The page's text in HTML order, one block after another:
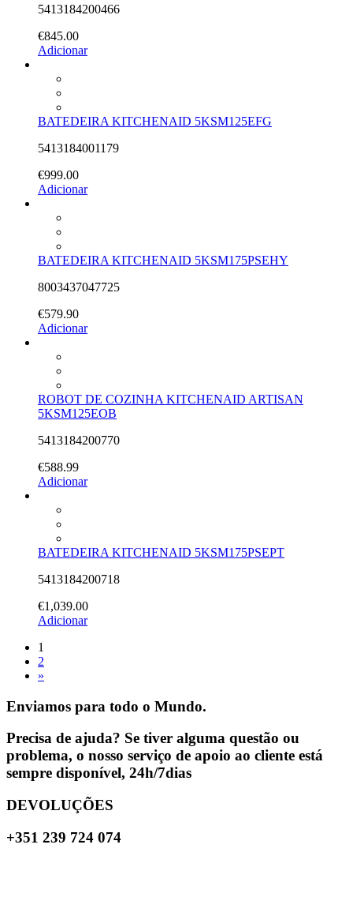
5413184200466
€845.00
Adicionar
BATEDEIRA KITCHENAID 5KSM125EFG
5413184001179
€999.00
Adicionar
BATEDEIRA KITCHENAID 5KSM175PSEHY
8003437047725
€579.90
Adicionar
ROBOT DE COZINHA KITCHENAID ARTISAN
5KSM125EOB
5413184200770
€588.99
Adicionar
BATEDEIRA KITCHENAID 5KSM175PSEPT
5413184200718
€1,039.00
Adicionar
1
2
»
Enviamos para todo o Mundo.
Precisa de ajuda? Se tiver alguma questão ou
problema, o nosso serviço de apoio ao cliente está
sempre disponível, 24h/7dias
DEVOLUÇÕES
+351 239 724 074